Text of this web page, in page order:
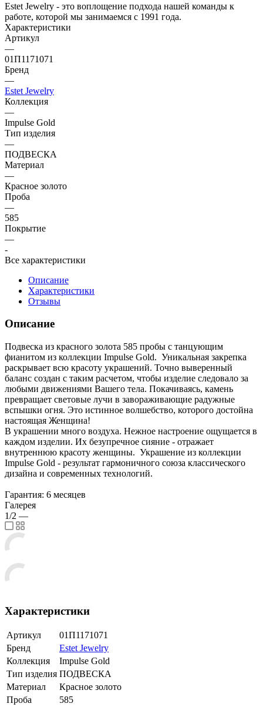
Estet Jewelry - это воплощение подхода нашей команды к
работе, которой мы занимаемся с 1991 года.
Характеристики
Артикул
—
01П1171071
Бренд
—
Estet Jewelry
Коллекция
—
Impulse Gold
Тип изделия
—
ПОДВЕСКА
Материал
—
Красное золото
Проба
—
585
Покрытие
—
-
Все характеристики
Описание
Характеристики
Отзывы
Описание
Подвеска из красного золота 585 пробы с танцующим
фианитом из коллекции Impulse Gold. Уникальная закрепка
раскрывает всю красоту украшений. Точно выверенный
баланс создан с таким расчетом, чтобы изделие следовало за
любыми движениями Вашего тела. Покачиваясь, камень
превращает световые лучи в завораживающие радужные
вспышки огня. Это истинное волшебство, которого достойна
настоящая Женщина!
В украшении много воздуха. Нежное настроение ощущается в
каждом изделии. Их безупречное сияние - отражает
внутреннюю красоту женщины. Украшение из коллекции
Impulse Gold - результат гармоничного союза классического
дизайна и современных технологий.
Гарантия: 6 месяцев
Галерея
1/2 —
Характеристики
Артикул
01П1171071
Бренд
Estet Jewelry
Коллекция
Impulse Gold
Тип изделия ПОДВЕСКА
Материал
Красное золото
Проба
585